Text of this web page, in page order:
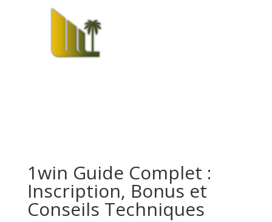
1win Guide Complet :
Inscription, Bonus et
Conseils Techniques